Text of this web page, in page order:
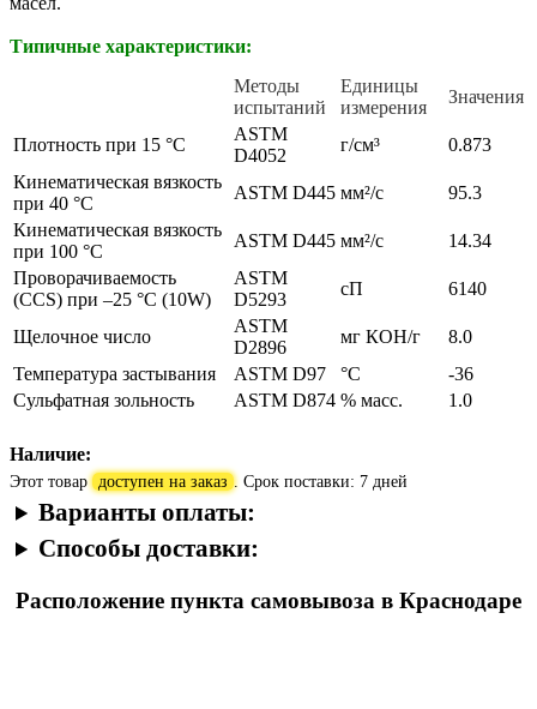
Типичные характеристики:
Методы
испытаний
Единицы
измерения
Значения
Плотность при 15 °C
ASTM
D4052
г/см³
0.873
Кинематическая вязкость
при 40 °C
ASTM D445 мм²/c
95.3
Кинематическая вязкость
при 100 °C
ASTM D445 мм²/c
14.34
Проворачиваемость
(CCS) при –25 °C (10W)
ASTM
D5293
сП 6140
Щелочное число
ASTM
D2896
мг КОН/г
8.0
Температура застывания
ASTM D97 °C
-36
Сульфатная зольность
ASTM D874 % масс. 1.0
Наличие:
Этот товар доступен на заказ . Срок поставки: 7 дней
Варианты оплаты:
Способы доставки:
Расположение пункта самовывоза в Краснодаре